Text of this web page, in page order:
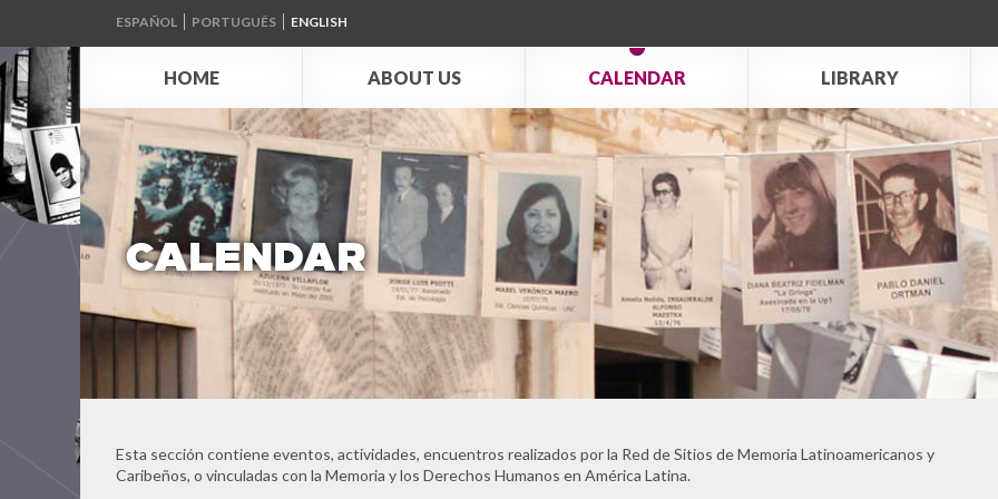
ESPAÑOL ENGLISH
PORTUGUÊS
HOME
ABOUT US CALENDAR LIBRARY
CALENDAR
Esta sección contiene eventos, actividades, encuentros realizados por la Red de Sitios de Memoria Latinoamericanos y
Caribeños, o vinculadas con la Memoria y los Derechos Humanos en América Latina.